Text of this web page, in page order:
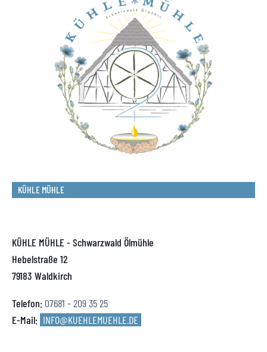
Verkaufsstellen
Online-Shop
Allgemeine Geschäftsbedingungen
Widerrufsrecht
Kontakt / Impressum
Datenschutzerklärung
KÜHLE MÜHLE
KÜHLE MÜHLE - Schwarzwald Ölmühle
Hebelstraße 12
79183 Waldkirch
Telefon: 07681 - 209 35 25
E-Mail: INFO@KUEHLEMUEHLE.DE